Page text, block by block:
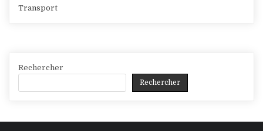
Transport
Rechercher
Rechercher